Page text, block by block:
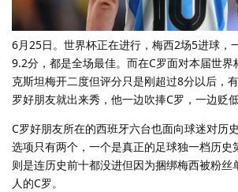
6月25日。世界杯正在进行，梅西2场5进球，
9.2分，都是全场最佳。而在C罗面对本届世界
克斯坦梅开二度但评分只是刚超过8分以后，
罗好朋友就出来秀，他一边吹捧C罗，一边贬低
C罗好朋友所在的西班牙六台也面向球迷对历
选项只有两个，一个是真正的足球独一档历史
则是连历史前十都没进但因为捆绑梅西被粉丝
人的C罗。